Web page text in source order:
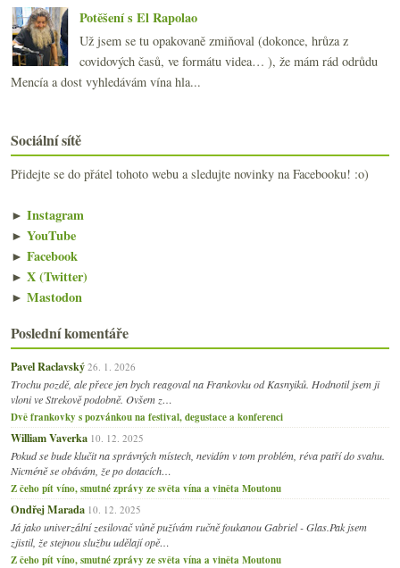
Potěšení s El Rapolao
Už jsem se tu opakovaně zmiňoval (dokonce, hrůza z
covidových časů, ve formátu videa… ), že mám rád odrůdu
Mencía a dost vyhledávám vína hla...
Sociální sítě
Přidejte se do přátel tohoto webu a sledujte novinky na Facebooku! :o)
► Instagram
► YouTube
► Facebook
► X (Twitter)
► Mastodon
Poslední komentáře
Pavel Raclavský 26. 1. 2026
Trochu pozdě, ale přece jen bych reagoval na Frankovku od Kasnyiků. Hodnotil jsem ji
vloni ve Strekově podobně. Ovšem z…
Dvě frankovky s pozvánkou na festival, degustace a konferenci
William Vaverka 10. 12. 2025
Pokud se bude klučit na správných místech, nevidím v tom problém, réva patří do svahu.
Nicméně se obávám, že po dotacích…
Z čeho pít víno, smutné zprávy ze světa vína a viněta Moutonu
Ondřej Marada 10. 12. 2025
Já jako univerzální zesilovač vůně pužívám ručně foukanou Gabriel - Glas.Pak jsem
zjistil, že stejnou službu udělají opě…
Z čeho pít víno, smutné zprávy ze světa vína a viněta Moutonu